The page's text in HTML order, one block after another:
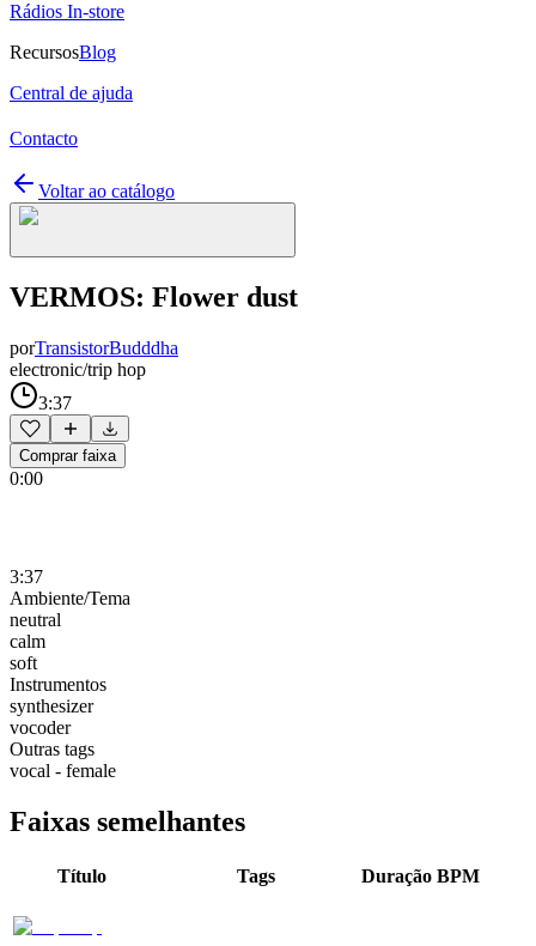
Rádios In-store
RecursosBlog
Central de ajuda
Contacto
Voltar ao catálogo
VERMOS: Flower dust
porTransistorBudddha
electronic/trip hop
3:37
Comprar faixa
0:00
3:37
Ambiente/Tema
neutral
calm
soft
Instrumentos
synthesizer
vocoder
Outras tags
vocal - female
Faixas semelhantes
Título Tags Duração BPM